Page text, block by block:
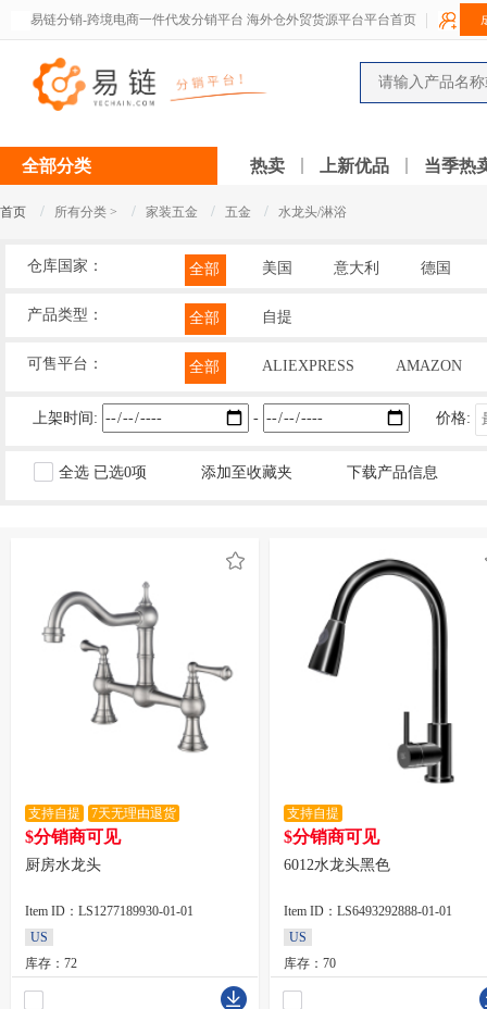
易链分销-跨境电商一件代发分销平台 海外仓外贸货源平台平台首页
全部分类 热卖 上新优品 当季热
首页 / 所有分类 > / 家装五金 / 五金 / 水龙头/淋浴
仓库国家： 全部 美国 意大利 德国
产品类型： 全部 自提
可售平台： 全部 ALIEXPRESS AMAZON
上架时间: - 价格:
全选 已选0项 添加至收藏夹 下载产品信息
支持自提 7天无理由退货
$分销商可见
厨房水龙头
Item ID：LS1277189930-01-01
US
库存：72
支持自提
$分销商可见
6012水龙头黑色
Item ID：LS6493292888-01-01
US
库存：70